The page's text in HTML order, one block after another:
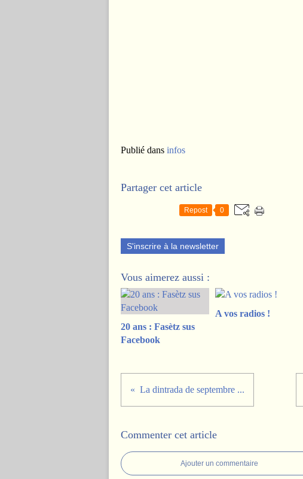
Publié dans infos
Partager cet article
Repost 0
S'inscrire à la newsletter
Vous aimerez aussi :
20 ans : Fasètz sus
Facebook
A vos radios !
La dintrada de septembre ...
Commenter cet article
Ajouter un commentaire